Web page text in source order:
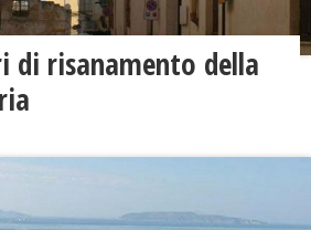
di risanamento della